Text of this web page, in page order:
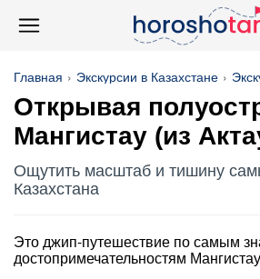
Главная Экскурсии в Казахстане
Открывая
Мангистау (из
Ощутить масштаб и тишину
Казахстана
Это джип-путешествие по самым
достопримечательностям